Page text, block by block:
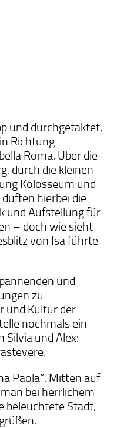
und durchgetaktet,
Richtung
Roma. Über die
durch die kleinen
Kolosseum und
hierbei die
und Aufstellung für
– doch wie sieht
von Isa führte
und
zu
und Kultur der
nochmals ein
Silvia und Alex:
Paola“. Mitten auf
bei herrlichem
beleuchtete Stadt,